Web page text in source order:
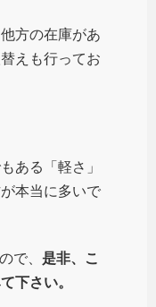
方の在庫があ
えも行ってお
ある「軽さ」
本当に多いで
で、 是非、こ
下さい。